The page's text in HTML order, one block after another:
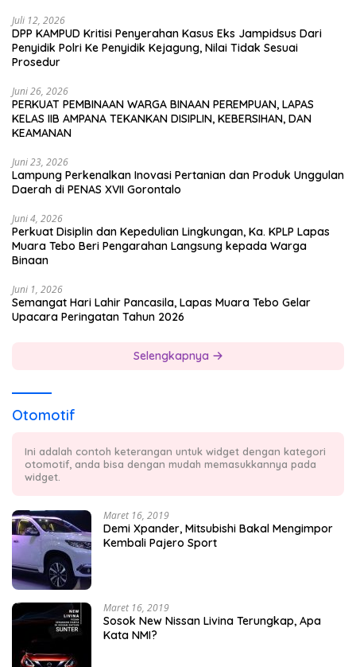
Juli 12, 2026
DPP KAMPUD Kritisi Penyerahan Kasus Eks Jampidsus Dari
Penyidik Polri Ke Penyidik Kejagung, Nilai Tidak Sesuai
Prosedur
Juni 26, 2026
PERKUAT PEMBINAAN WARGA BINAAN PEREMPUAN, LAPAS
KELAS IIB AMPANA TEKANKAN DISIPLIN, KEBERSIHAN, DAN
KEAMANAN
Juni 23, 2026
Lampung Perkenalkan Inovasi Pertanian dan Produk Unggulan
Daerah di PENAS XVII Gorontalo
Juni 4, 2026
Perkuat Disiplin dan Kepedulian Lingkungan, Ka. KPLP Lapas
Muara Tebo Beri Pengarahan Langsung kepada Warga
Binaan
Juni 1, 2026
Semangat Hari Lahir Pancasila, Lapas Muara Tebo Gelar
Upacara Peringatan Tahun 2026
Selengkapnya
Otomotif
Ini adalah contoh keterangan untuk widget dengan kategori
otomotif, anda bisa dengan mudah memasukkannya pada
widget.
Maret 16, 2019
Demi Xpander, Mitsubishi Bakal Mengimpor
Kembali Pajero Sport
Maret 16, 2019
Sosok New Nissan Livina Terungkap, Apa
Kata NMI?